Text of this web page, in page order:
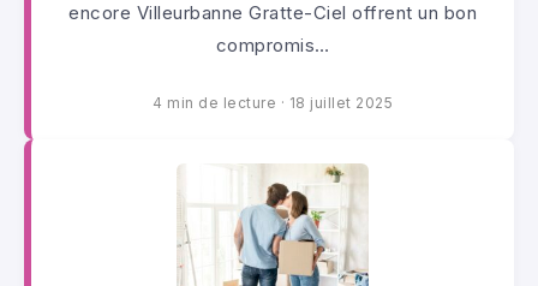
encore Villeurbanne Gratte-Ciel offrent un bon
compromis…
4 min de lecture · 18 juillet 2025